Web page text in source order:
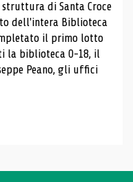
di Santa Croce
dell'intera Biblioteca
il primo lotto
la biblioteca 0-18, il
Peano, gli uffici